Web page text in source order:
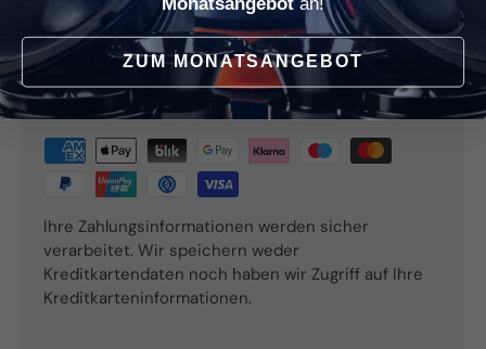
Zahlung & Sicherheit
Bezahlmethoden
Ihre Zahlungsinformationen werden sicher
verarbeitet. Wir speichern weder
Kreditkartendaten noch haben wir Zugriff auf Ihre
Kreditkarteninformationen.
ZUM MONATSANGEBOT